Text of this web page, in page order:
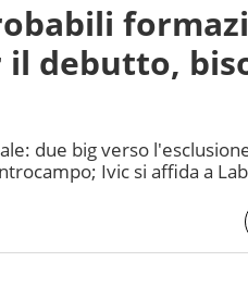
il debutto,
due big verso
Ivic si affida a